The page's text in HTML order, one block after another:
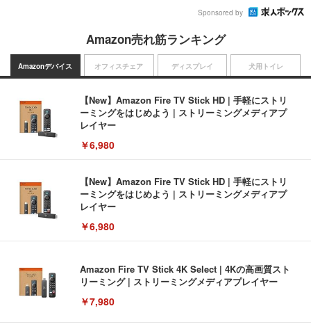
Sponsored by
Amazon売れ筋ランキング
Amazonデバイス
【New】Amazon Fire TV Stick HD | 手軽にストリ
ーミングをはじめよう | ストリーミングメディアプ
レイヤー
￥6,980
【New】Amazon Fire TV Stick HD | 手軽にストリ
ーミングをはじめよう | ストリーミングメディアプ
レイヤー
￥6,980
Amazon Fire TV Stick 4K Select | 4Kの高画質スト
リーミング | ストリーミングメディアプレイヤー
￥7,980
オフィスチェア ディスプレイ 犬用トイレ